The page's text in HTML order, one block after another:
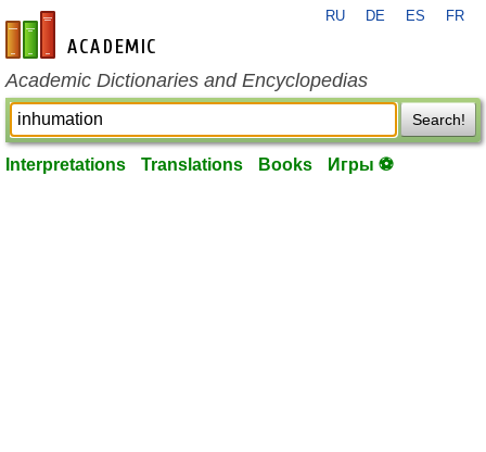
en-academic.com
RU DE ES FR
Academic Dictionaries and Encyclopedias
Search!
Interpretations Translations Books Игры ⚽